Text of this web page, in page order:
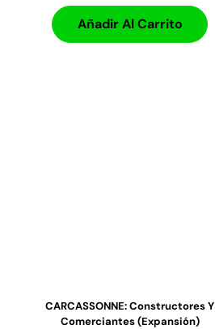
Añadir Al Carrito
CARCASSONNE: Constructores Y
Comerciantes (expansión)